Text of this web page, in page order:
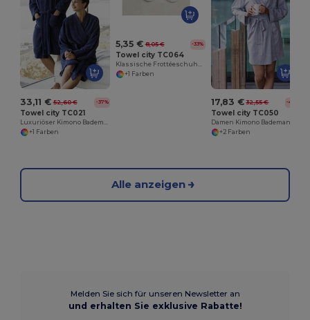
33,11 € 52,60 € -37%
Towel city TC021
+1 Farben
5,35 € 8,05 € -33%
Towel city TC064
+1 Farben
17,83 € 32,55 € -45%
Towel city TC050
Damen Kimono Bademantel
+2 Farben
Alle anzeigen
Melden Sie sich für unseren Newsletter an
und erhalten Sie exklusive Rabatte!